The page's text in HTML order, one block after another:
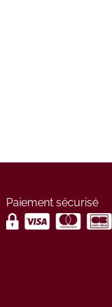
Paiement sécurisé